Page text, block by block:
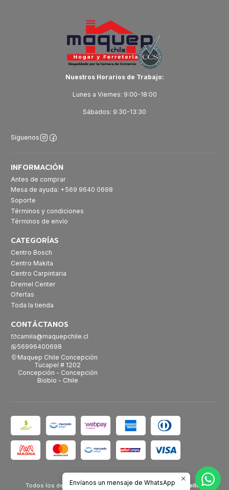
Nuestros Horarios de Trabajo:
Lunes a Viernes: 9:00-18:00
Sábados: 9:30-13:30
Síguenos
INFORMACIÓN
Antes de comprar
Mesa de ayuda: +569 9640 0698
Soporte
Términos y condiciones
Términos de envío
CATEGORÍAS
Centro Bosch
Centro Makita
Centro Carpintaria
Dremel Center
Ofertas
Toda la tienda
CONTÁCTANOS
camila@maquepchile.cl
56996400698
Maquep Chile Concepción
Tucapel # 1202
Concepción - Concepción
Biobío - Chile
Todos los derechos reservados.Desarrollado por Jumpseller.
Envíanos un mensaje de WhatsApp